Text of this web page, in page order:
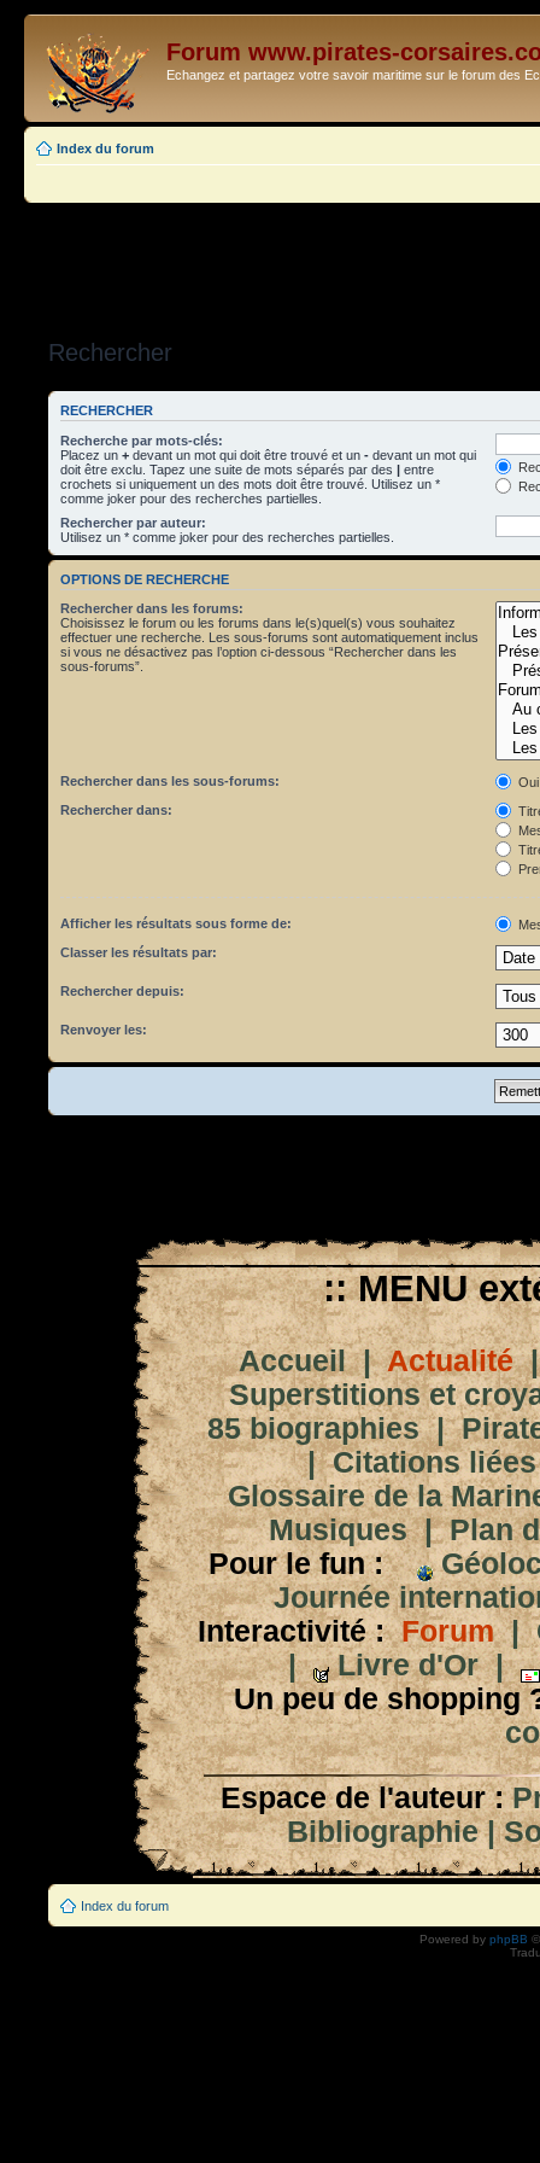
Forum www.pirates-
Echangez et partagez votre savoir maritime sur le forum des
Index du forum
Rechercher
RECHERCHER
Recherche par mots-clés:
Placez un + devant un mot qui doit être trouvé et un - devant un mot qui
doit être exclu. Tapez une suite de mots séparés par des | entre
crochets si uniquement un des mots doit être trouvé. Utilisez un *
comme joker pour des recherches partielles.
Rechercher par auteur:
Utilisez un * comme joker pour des recherches partielles.
OPTIONS DE RECHERCHE
Rechercher dans les forums:
Choisissez le forum ou les forums dans le(s)quel(s) vous souhaitez
effectuer une recherche. Les sous-forums sont automatiquement inclus
si vous ne désactivez pas l’option ci-dessous “Rechercher dans les
sous-forums”.
Rechercher dans les sous-forums:
Oui
Rechercher dans:
Afficher les résultats sous forme de:
Classer les résultats par:
Rechercher depuis:
Renvoyer les:
:: MENU
Accueil|Actualité
Superstitions et
85 biographies|
|Citations
Glossaire de la
Musiques|Plan
Pour le fun :
Journée
Interactivité : Forum|
|
Livre d'Or|
Un peu de shopping
Espace de l'auteur :
Bibliographie|
Index du forum
Powered by phpBB